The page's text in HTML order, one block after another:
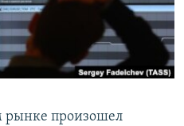
рынке произошел